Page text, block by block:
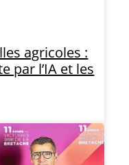
agricoles :
par l’IA et les